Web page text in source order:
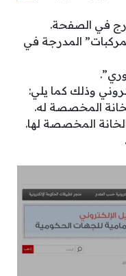
في الصفحة.
المدرجة في
وذلك كما يلي:
المخصصة له.
المخصصة لها.